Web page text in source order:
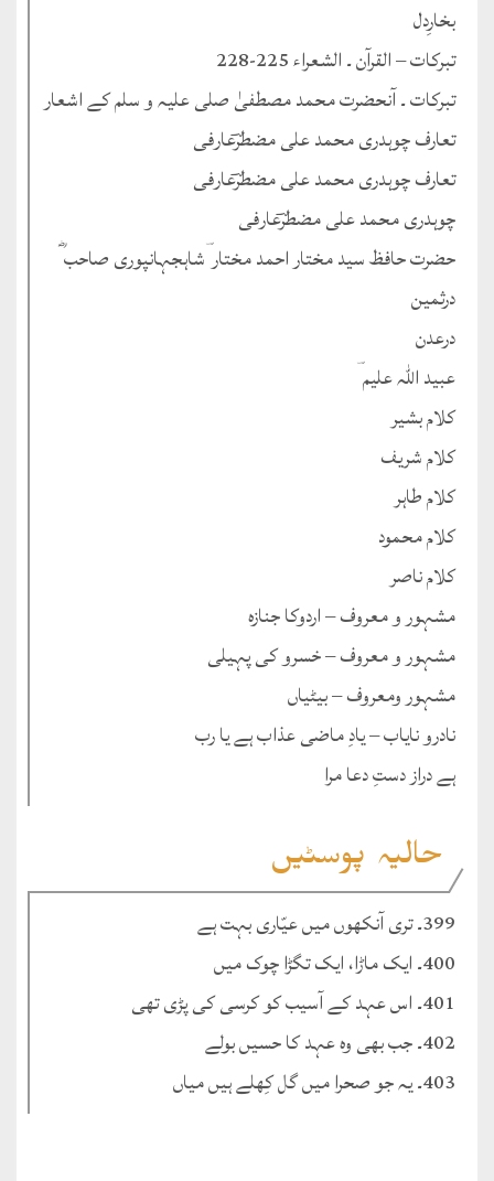
بخارِدل
تبرکات – القرآن ۔ الشعراء 225-228
تبرکات ۔ آنحضرت محمد مصطفیٰ صلی علیہ و سلم کے اشعار
تعارف چوہدری محمد علی مضطرؔعارفی
تعارف چوہدری محمد علی مضطرؔعارفی
چوہدری محمد علی مضطرؔعارفی
حضرت حافظ سید مختار احمد مختار ؔشاہجہانپوری صاحب ؓ
درثمین
درعدن
عبید اللہ علیم ؔ
کلام بشیر
کلام شریف
کلام طاہر
کلام محمود
کلام ناصر
مشہور و معروف – اردوکا جنازہ
مشہور و معروف – خسرو کی پہیلی
مشہور ومعروف – بیٹیاں
نادرو نایاب – یادِ ماضی عذاب ہے یا رب
ہے دراز دستِ دعا مرا
حالیہ پوسٹیں
399۔ تری آنکھوں میں عیّاری بہت ہے
400۔ ایک ماڑا، ایک تگڑا چوک میں
401۔ اس عہد کے آسیب کو کرسی کی پڑی تھی
402۔ جب بھی وہ عہد کا حسیں بولے
403۔ یہ جو صحرا میں گل کِھلے ہیں میاں